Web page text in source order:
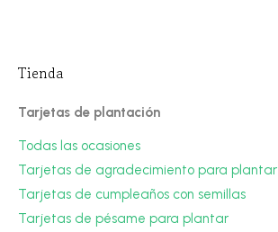
Tienda
Tarjetas de plantación
Todas las ocasiones
Tarjetas de agradecimiento para plantar
Tarjetas de cumpleaños con semillas
Tarjetas de pésame para plantar